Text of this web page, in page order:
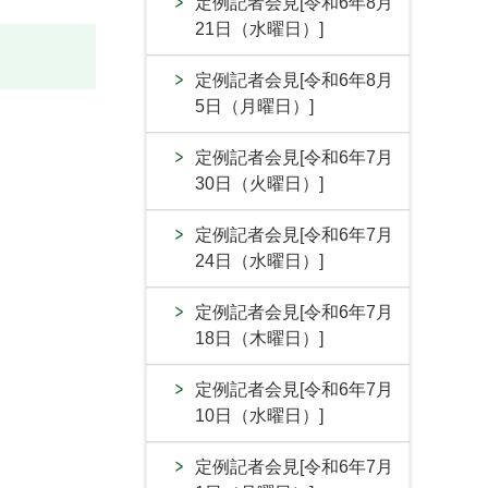
21日（水曜日）]
定例記者会見[令和6年8月
5日（月曜日）]
定例記者会見[令和6年7月
30日（火曜日）]
定例記者会見[令和6年7月
24日（水曜日）]
定例記者会見[令和6年7月
18日（木曜日）]
定例記者会見[令和6年7月
10日（水曜日）]
定例記者会見[令和6年7月